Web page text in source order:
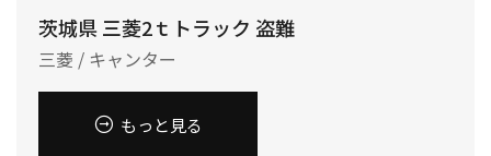
茨城県 三菱2ｔトラック 盗難
三菱 / キャンター
もっと見る